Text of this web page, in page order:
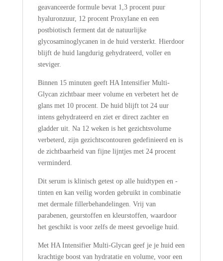
geavanceerde formule bevat 1,3 procent puur
hyaluronzuur, 12 procent Proxylane en een
postbiotisch ferment dat de natuurlijke
glycosaminoglycanen in de huid versterkt. Hierdoor
blijft de huid langdurig gehydrateerd, voller en
steviger.
Binnen 15 minuten geeft HA Intensifier Multi-
Glycan zichtbaar meer volume en verbetert het de
glans met 10 procent. De huid blijft tot 24 uur
intens gehydrateerd en ziet er direct zachter en
gladder uit. Na 12 weken is het gezichtsvolume
verbeterd, zijn gezichtscontouren gedefinieerd en is
de zichtbaarheid van fijne lijntjes met 24 procent
verminderd.
Dit serum is klinisch getest op alle huidtypen en -
tinten en kan veilig worden gebruikt in combinatie
met dermale fillerbehandelingen. Vrij van
parabenen, geurstoffen en kleurstoffen, waardoor
het geschikt is voor zelfs de meest gevoelige huid.
Met HA Intensifier Multi-Glycan geef je je huid een
krachtige boost van hydratatie en volume, voor een